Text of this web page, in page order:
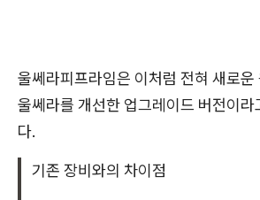
울쎄라피프라임은 이처럼 전혀 새로
울쎄라를 개선한 업그레이드 버전이라
다.
기존 장비와의 차이점